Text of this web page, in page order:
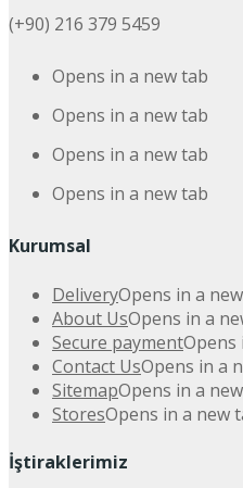
(+90) 216 379 5459
Opens in a new tab
Opens in a new tab
Opens in a new tab
Opens in a new tab
Kurumsal
DeliveryOpens in a
About UsOpens in a
Secure paymentOpens
Contact UsOpens in a
SitemapOpens in a
StoresOpens in a new
İştiraklerimiz